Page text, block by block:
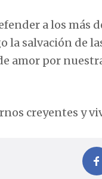
a los más
la salvación de
amor por
creyentes y